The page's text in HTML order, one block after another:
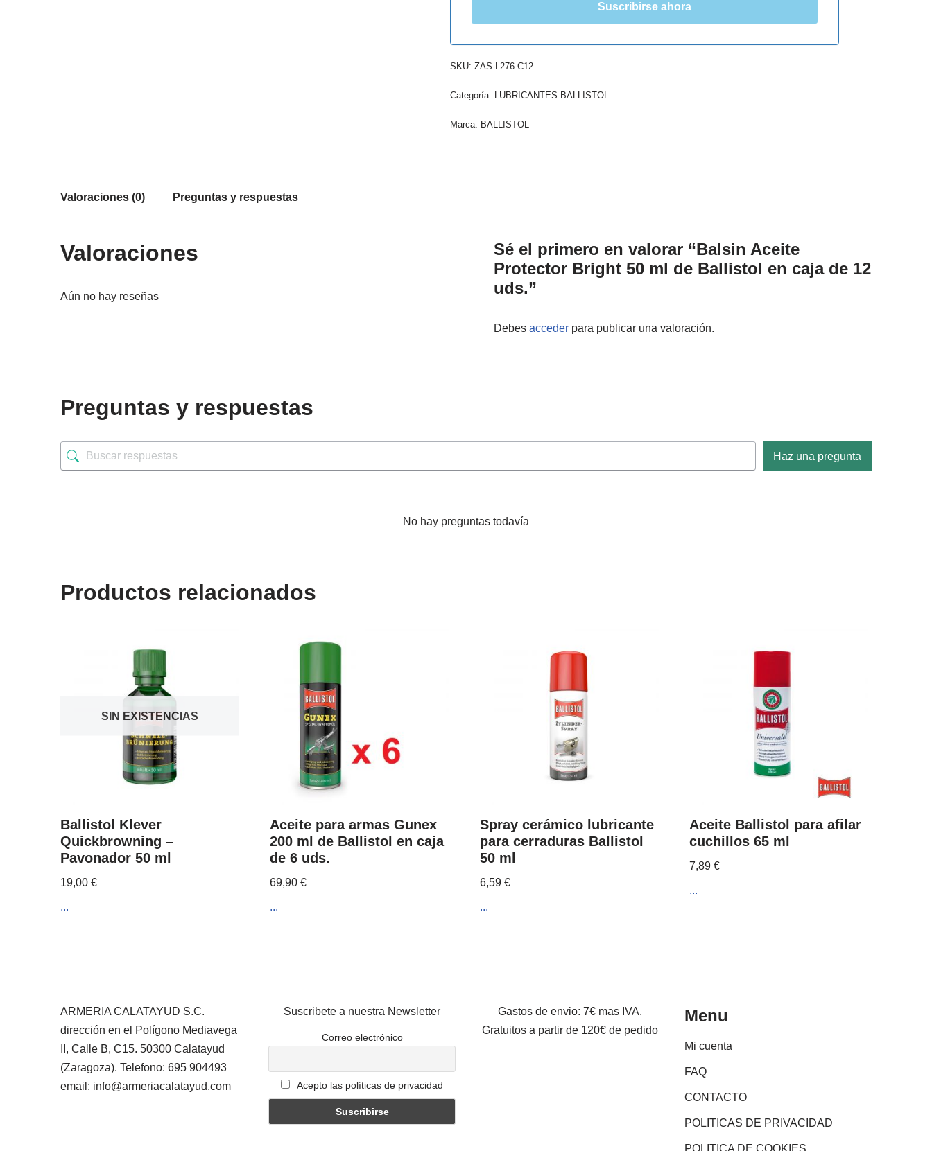
Suscribirse ahora
SKU: ZAS-L276.C12
Categoría: LUBRICANTES BALLISTOL
Marca: BALLISTOL
Valoraciones (0) Preguntas y respuestas
Valoraciones
Aún no hay reseñas
Sé el primero en valorar “Balsin Aceite
Protector Bright 50 ml de Ballistol en caja de 12
uds.”
Debes acceder para publicar una valoración.
Preguntas y respuestas
Haz una pregunta
No hay preguntas todavía
Productos relacionados
SIN EXISTENCIAS
Ballistol Klever
Quickbrowning –
Pavonador 50 ml
19,00 €
...
Aceite para armas Gunex
200 ml de Ballistol en caja
de 6 uds.
69,90€
...
Spray cerámico lubricante
para cerraduras Ballistol
50 ml
6,59 €
...
Aceite Ballistol para afilar
cuchillos 65 ml
7,89€
...
ARMERIA CALATAYUD S.C.
dirección en el Polígono Mediavega
II, Calle B, C15. 50300 Calatayud
(Zaragoza). Telefono: 695 904493
email: info@armeriacalatayud.com
Suscribete a nuestra Newsletter
Correo electrónico
Acepto las políticas de privacidad
Gastos de envio: 7€ mas IVA.
Gratuitos a partir de 120€ de pedido
Menu
Mi cuenta
FAQ
CONTACTO
POLITICAS DE PRIVACIDAD
POLITICA DE COOKIES